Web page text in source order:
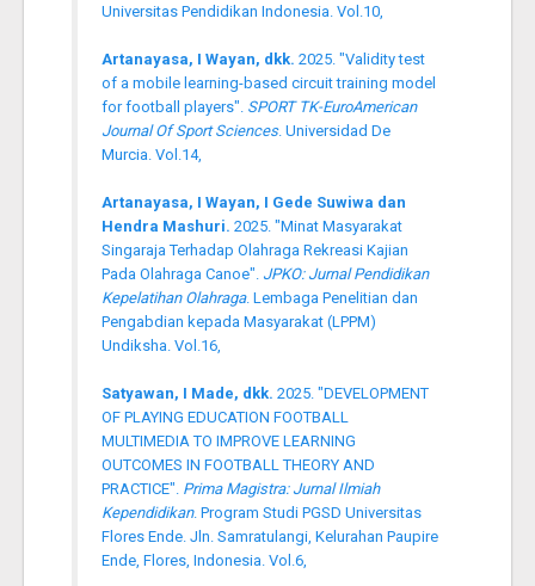
Universitas Pendidikan Indonesia. Vol.10,
Artanayasa, I Wayan, dkk. 2025. "Validity test
of a mobile learning-based circuit training model
for football players". SPORT TK-EuroAmerican
Journal Of Sport Sciences. Universidad De
Murcia. Vol.14,
Artanayasa, I Wayan, I Gede Suwiwa dan
Hendra Mashuri. 2025. "Minat Masyarakat
Singaraja Terhadap Olahraga Rekreasi Kajian
Pada Olahraga Canoe". JPKO: Jurnal Pendidikan
Kepelatihan Olahraga. Lembaga Penelitian dan
Pengabdian kepada Masyarakat (LPPM)
Undiksha. Vol.16,
Satyawan, I Made, dkk. 2025. "DEVELOPMENT
OF PLAYING EDUCATION FOOTBALL
MULTIMEDIA TO IMPROVE LEARNING
OUTCOMES IN FOOTBALL THEORY AND
PRACTICE". Prima Magistra: Jurnal Ilmiah
Kependidikan. Program Studi PGSD Universitas
Flores Ende. Jln. Samratulangi, Kelurahan Paupire
Ende, Flores, Indonesia. Vol.6,